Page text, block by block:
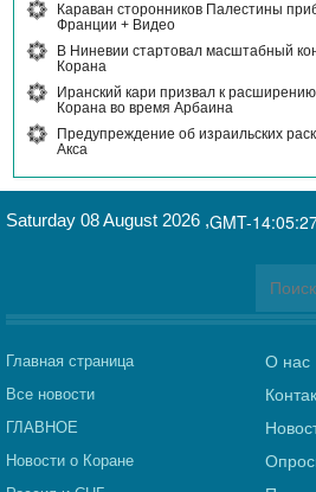
Караван сторонников Палестины
Франции + Видео
В Ниневии стартовал масштабный
Корана
Иранский кари призвал к
Корана во время Арбаина
Предупреждение об израильских
Акса
GMT-
Saturday 08 August 2026 ,
Главная страница
Все новости
ГЛАВНОЕ
Новости о Коране
О нас